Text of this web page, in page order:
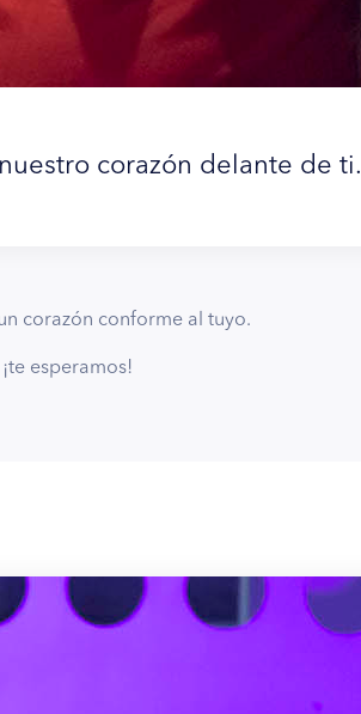
corazón delante de ti.
corazón conforme al tuyo.
esperamos!